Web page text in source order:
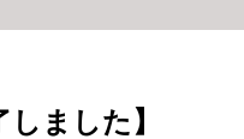
ました】